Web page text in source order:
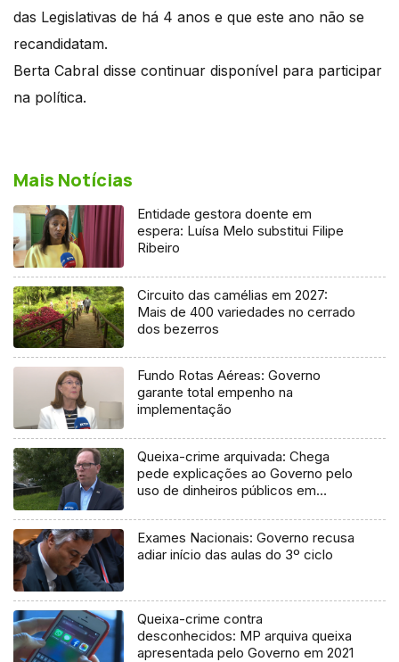
das Legislativas de há 4 anos e que este ano não se
recandidatam.
Berta Cabral disse continuar disponível para participar
na política.
Mais Notícias
Entidade gestora doente em
espera: Luísa Melo substitui Filipe
Ribeiro
Circuito das camélias em 2027:
Mais de 400 variedades no cerrado
dos bezerros
Fundo Rotas Aéreas: Governo
garante total empenho na
implementação
Queixa-crime arquivada: Chega
pede explicações ao Governo pelo
uso de dinheiros públicos em
Exames Nacionais: Governo recusa
adiar início das aulas do 3º ciclo
Queixa-crime contra
desconhecidos: MP arquiva queixa
apresentada pelo Governo em 2021